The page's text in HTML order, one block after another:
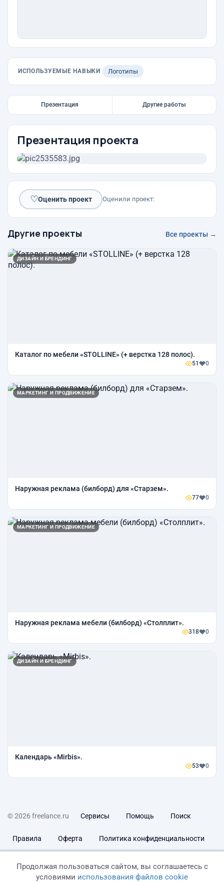
ИСПОЛЬЗУЕМЫЕ НАВЫКИ Логотипы
Презентация Другие работы
Презентация проекта
♡Оценить проект Оценили проект:
Другие проекты Все проекты →
ДИЗАЙН И БРЕНДИНГ
Каталог по мебели «STOLLINE» (+ верстка 128 полос).
51 0
МАРКЕТИНГ И ПРОДВИЖЕНИЕ
Наружная реклама (билборд) для «Старзем».
77 0
МАРКЕТИНГ И ПРОДВИЖЕНИЕ
Наружная реклама мебели (билборд) «Столплит».
318 0
ДИЗАЙН И БРЕНДИНГ
Календарь «Mirbis».
53 0
© 2026 freelance.ru Сервисы Помощь Поиск
Правила Оферта Политика конфиденциальности
Продолжая пользоваться сайтом, вы соглашаетесь с
условиями использования файлов cookie